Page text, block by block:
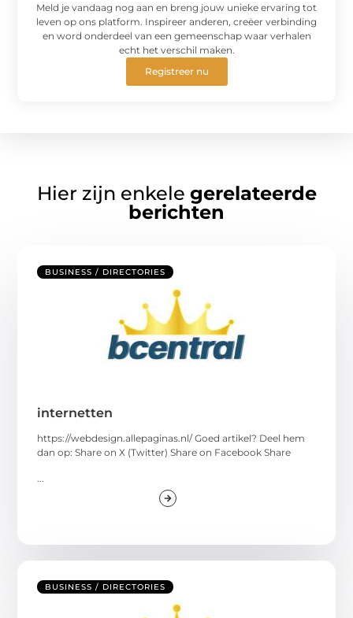
Meld je vandaag nog aan en breng jouw unieke ervaring tot
leven op ons platform. Inspireer anderen, creëer verbinding
en word onderdeel van een gemeenschap waar verhalen
echt het verschil maken.
Registreer nu
Hier zijn enkele gerelateerde
berichten
BUSINESS / DIRECTORIES
internetten
https://webdesign.allepaginas.nl/ Goed artikel? Deel hem
dan op: Share on X (Twitter) Share on Facebook Share
BUSINESS / DIRECTORIES